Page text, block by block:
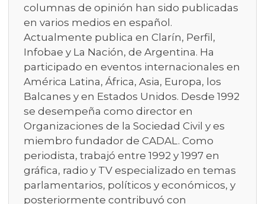
columnas de opinión han sido publicadas
en varios medios en español.
Actualmente publica en Clarín, Perfil,
Infobae y La Nación, de Argentina. Ha
participado en eventos internacionales en
América Latina, África, Asia, Europa, los
Balcanes y en Estados Unidos. Desde 1992
se desempeña como director en
Organizaciones de la Sociedad Civil y es
miembro fundador de CADAL. Como
periodista, trabajó entre 1992 y 1997 en
gráfica, radio y TV especializado en temas
parlamentarios, políticos y económicos, y
posteriormente contribuyó con